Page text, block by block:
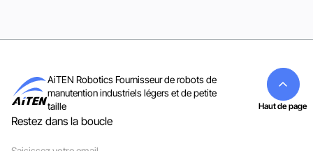
AiTEN Robotics Fournisseur de robots de
manutention industriels légers et de petite
taille
Restez dans la boucle
Haut de page